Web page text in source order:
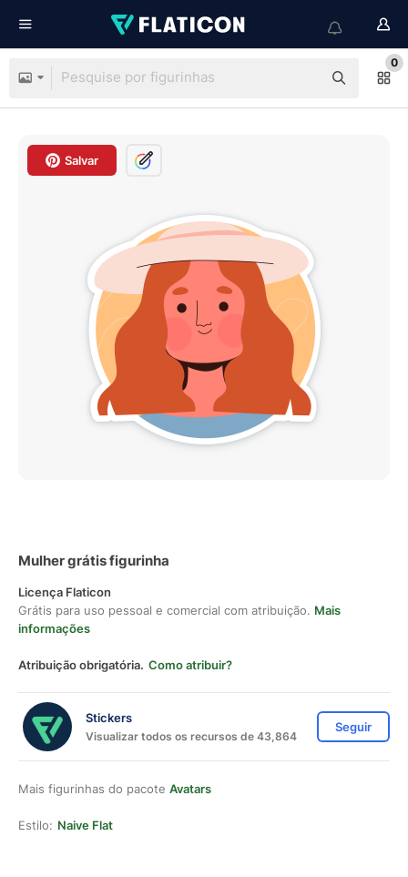
0
Salvar
Mulher grátis figurinha
Licença Flaticon
Grátis para uso pessoal e comercial com atribuição. Mais
informações
Atribuição obrigatória. Como atribuir?
Stickers
Visualizar todos os recursos de 43,864
Seguir
Mais figurinhas do pacote Avatars
Estilo: Naive Flat